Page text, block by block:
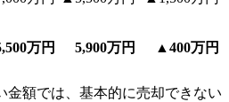
万円 5,900万円 ▲400万円
金額では、基本的に売却できない